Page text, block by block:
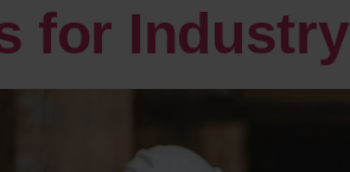
for Industry